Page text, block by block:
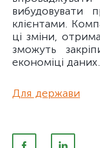
вибудовувати
клієнтами.
ці зміни,
зможуть
економіці даних.
Для держави